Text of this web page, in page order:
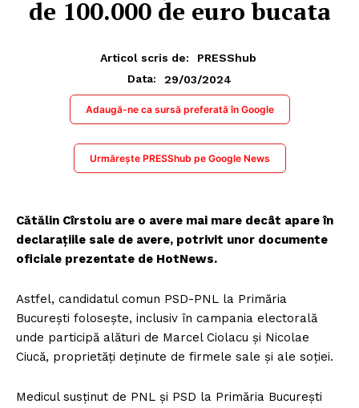
de 100.000 de euro bucata
Articol scris de:
PRESShub
Data:
29/03/2024
Adaugă-ne ca sursă preferată în Google
Urmărește PRESShub pe Google News
Cătălin Cîrstoiu are o avere mai mare decât apare în
declarațiile sale de avere, potrivit unor documente
oficiale prezentate de HotNews.
Astfel, candidatul comun PSD-PNL la Primăria
București folosește, inclusiv în campania electorală
unde participă alături de Marcel Ciolacu și Nicolae
Ciucă, proprietăți deținute de firmele sale și ale soției.
Medicul susținut de PNL și PSD la Primăria București